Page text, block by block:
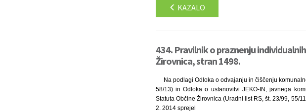
KAZALO
434. Pravilnik o praznenju
Žirovnica, stran 1498.
Na podlagi Odloka o odvajanju in čiščenju
58/13) in Odloka o ustanovitvi JEKO-IN, javnega
Statuta Občine Žirovnica (Uradni list RS, št. 23/99, 55/
2. 2014 sprejel